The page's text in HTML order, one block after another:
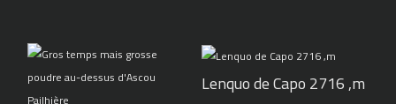
Lenquo de Capo 2716 ,m